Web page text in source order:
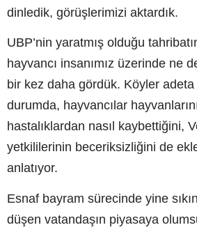
dinledik, görüşlerimizi aktardık.
UBP’nin yaratmış olduğu
hayvancı insanımız üzerinde ne
bir kez daha gördük. Köyler
durumda, hayvancılar
hastalıklardan nasıl kaybettiğini,
yetkililerinin beceriksizliğini de
anlatıyor.
Esnaf bayram sürecinde yine
düşen vatandaşın piyasaya